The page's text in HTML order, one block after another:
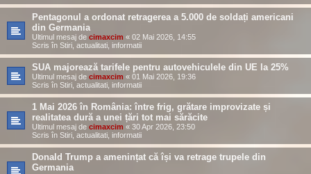
Pentagonul a ordonat retragerea a 5.000 de soldați americani
din Germania
Ultimul mesaj de cimaxcim « 02 Mai 2026, 14:55
Scris în Stiri, actualitati, informatii
SUA majorează tarifele pentru autovehiculele din UE la 25%
Ultimul mesaj de cimaxcim « 01 Mai 2026, 19:36
Scris în Stiri, actualitati, informatii
1 Mai 2026 în România: între frig, grătare improvizate și
realitatea dură a unei țări tot mai sărăcite
Ultimul mesaj de cimaxcim « 30 Apr 2026, 23:50
Scris în Stiri, actualitati, informatii
Donald Trump a amenințat că își va retrage trupele din
Germania